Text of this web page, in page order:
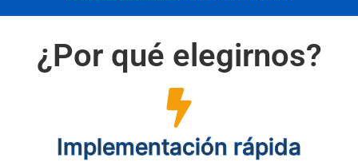
¿Por qué elegirnos?
Implementación rápida